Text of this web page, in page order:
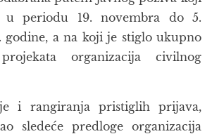
periodu 19. novembra do 5.
godine, a na koji je stiglo ukupno
organizacija civilnog
i rangiranja pristiglih prijava,
sledeće predloge organizacija